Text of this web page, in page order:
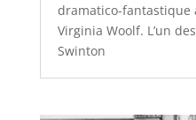
dramatico-
Virginia Woolf. L’un
Swinton